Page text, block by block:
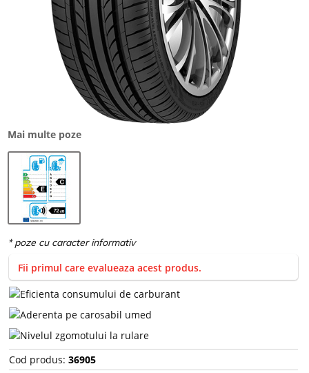
Mai multe poze
Fii primul care evalueaza acest produs.
Cod produs: 36905